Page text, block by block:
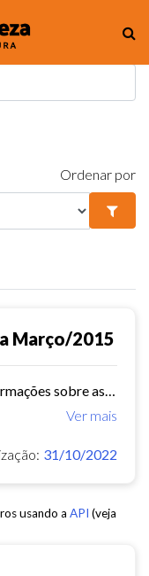
Ordenar por
Março/2015
Ver mais
31/10/2022
usando a API (veja